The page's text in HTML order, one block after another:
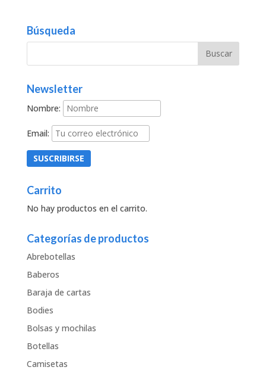
Búsqueda
Newsletter
Nombre:
Email:
Carrito
No hay productos en el carrito.
Categorías de productos
Abrebotellas
Baberos
Baraja de cartas
Bodies
Bolsas y mochilas
Botellas
Camisetas